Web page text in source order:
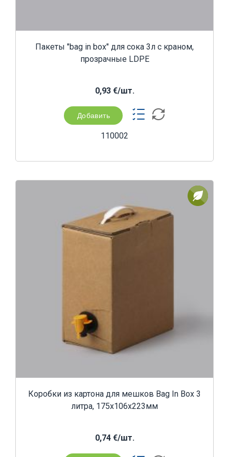
Пакеты "bag in box" для сока 3л с краном,
прозрачные LDPE
0,93 €/шт.
Добавить
110002
Коробки из картона для мешков Bag In Box 3
литра, 175x106x223мм
0,74 €/шт.